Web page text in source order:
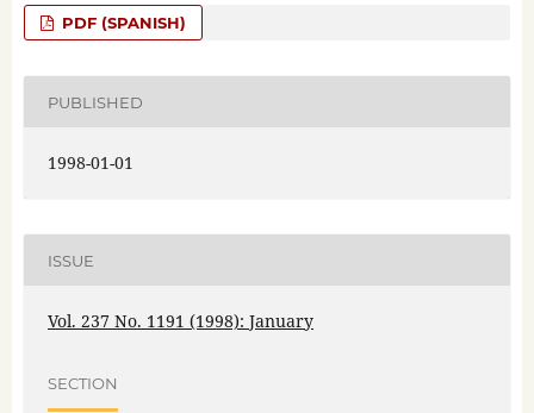
PDF (SPANISH)
PUBLISHED
1998-01-01
ISSUE
Vol. 237 No. 1191 (1998): January
SECTION